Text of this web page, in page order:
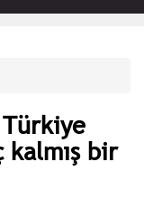
Türkiye
bir